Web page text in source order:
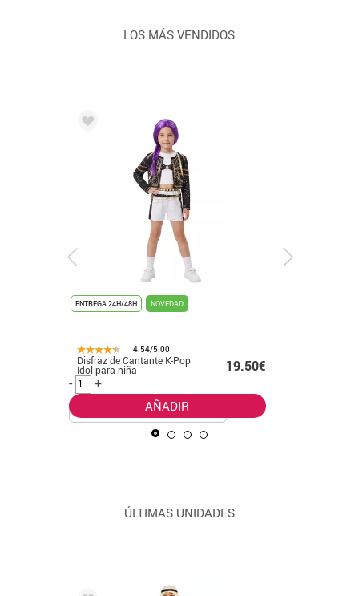
LOS MÁS VENDIDOS
ENTREGA 24H/48H NOVEDAD
4.54/5.00
Disfraz de Cantante K-Pop
Idol para niña
19.50€
-
+
AÑADIR
ÚLTIMAS UNIDADES